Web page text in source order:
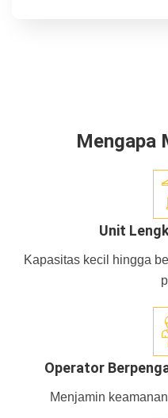
Mengapa
Unit
Kapasitas kecil hingga
Operator
Menjamin